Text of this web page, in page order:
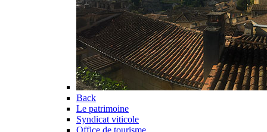
Back
Le patrimoine
Syndicat viticole
Office de tourisme